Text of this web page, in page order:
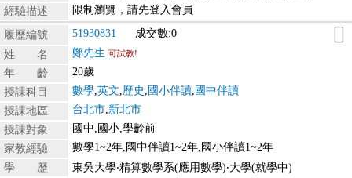
經驗描述
限制瀏覽，請先登入會員
履歷編號 51930831
成交數:0
姓 名
鄭先生 可試教!
年 齡
20歲
授課科目
數學 英文 歷史 國小伴讀 國中伴讀
授課地區
台北市 新北市
授課對象
國中,國小,學齡前
家教經驗
數學1~2年,國中伴讀1~2年,國小伴讀1~2年
學 歷
東吳大學‧精算數學系(應用數學)‧大學(就學中)